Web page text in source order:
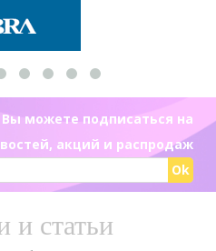
можете подписаться на
акций и распродаж
Ok
и статьи